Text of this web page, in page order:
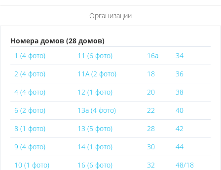
Организации
Номера домов (28 домов)
1 (4 фото)
11 (6 фото) 16а
34
2 (4 фото)
11А (2 фото) 18
36
4 (4 фото)
12 (1 фото) 20
38
6 (2 фото)
13а (4 фото) 22
40
8 (1 фото)
13 (5 фото) 28
42
9 (4 фото)
14 (1 фото) 30
44
10 (1 фото)
16 (6 фото) 32 48/18